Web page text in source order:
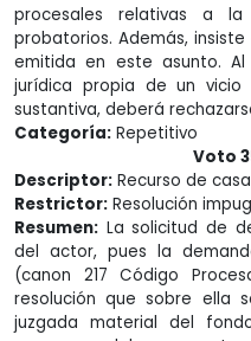
procesales relativas a
probatorios. Además,
emitida en este asunto.
jurídica propia de un
sustantiva, deberá
Categoría: Repetitivo
Voto
Descriptor: Recurso de
Restrictor: Resolución
Resumen: La solicitud de
del actor, pues la
(canon 217 Código
resolución que sobre ella
juzgada material del